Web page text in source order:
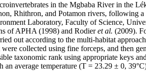
in the Mgbaba River in the
Rhithron, and Potamon rivers, following
Laboratory, Faculty of Science,
of APHA (1998) and Rodieret al. (2009).
out according to the multi-habitat
collected using fine forceps, and then
taxonomic rank using appropriate keys
average temperature (T = 23.29 ± 0,